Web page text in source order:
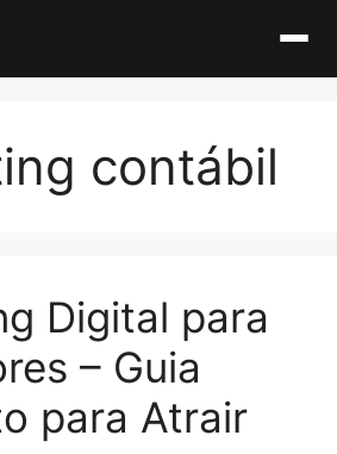
contábil
Digital para
– Guia
para Atrair